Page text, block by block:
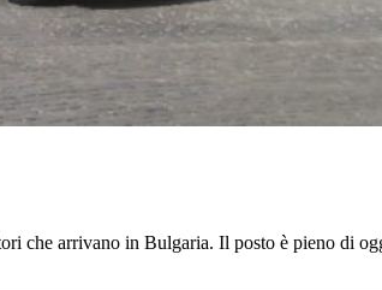
che arrivano in Bulgaria. Il posto è pieno di